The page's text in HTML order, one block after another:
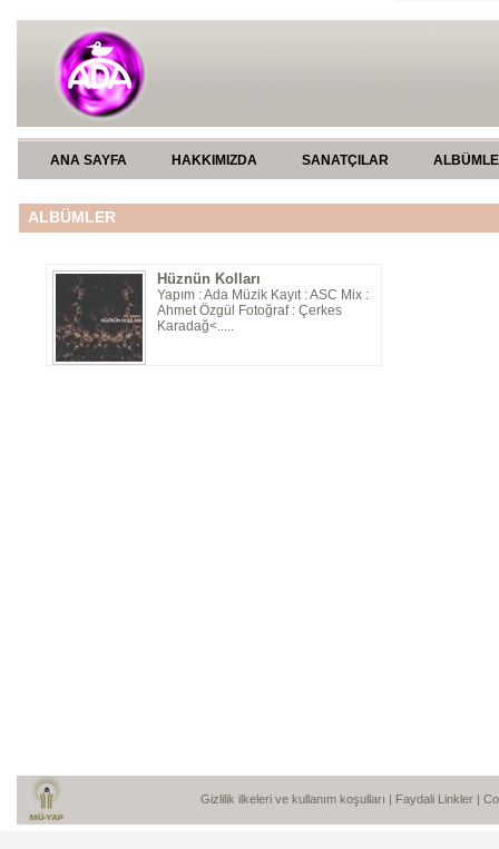
ANA SAYFA HAKKIMIZDA SANATÇILAR
ALBÜMLER
Hüznün Kolları
Yapım : Ada Müzik Kayıt : ASC Mix :
Ahmet Özgül Fotoğraf : Çerkes
Karadağ<.....
Gizlilik ilkeleri ve kullanım koşulları | Faydali Linkler |